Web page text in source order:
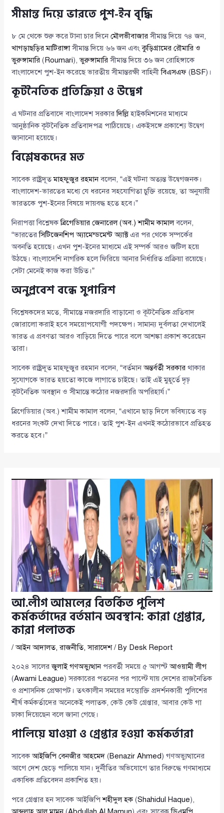
সীমান্ত দিয়ে ভারতে পুশ-ইন বৃদ্ধি
৮ মে থেকে শুরু করে টানা চার দিনেমৌলভীবাজারসীমান্ত দিয়ে ৭৪ জন,
খাগড়াছড়ির মাটিরাঙ্গাসীমান্ত দিয়ে ৬৬ জন এবংকুড়িগ্রামের রৌমারি ও
ভুরুঙ্গামারি ( Roumari),ভুরুঙ্গামারিসীমান্ত দিয়ে ৩৬ জন রোহিঙ্গাকে
বাংলাদেশে পুশ-ইন করেছে ভারতীয় সীমান্তরক্ষী বাহিনীবিএসএফ (BSF)।
কূটনৈতিক প্রতিক্রিয়া ও উদ্বেগ
এ ঘটনার প্রতিবাদে বাংলাদেশ সরকারদিল্লিহাইকমিশনের মাধ্যমে
আনুষ্ঠানিক কূটনৈতিক প্রতিবাদপত্র পাঠিয়েছে। একইসঙ্গে প্রকাশ্যে উদ্বেগ
জানানো হয়েছে।
বিশ্লেষকদের মত
সাবেক রাষ্ট্রদূতমাহফুজুর রহমানবলেন, “এই ঘটনা অত্যন্ত উদ্বেগজনক।
বাংলাদেশ-ভারতের মধ্যে যে ধরনের সহযোগিতা চুক্তি রয়েছে, তা অনুযায়ী
ভারতকে পুশ-ইনের বিষয়ে দায়বদ্ধ হতে হবে।”
নিরাপত্তা বিশ্লেষকব্রিগেডিয়ার জেনারেল (অব.) শামীম কামালবলেন,
“ভারতেরসিটিজেনশিপ অ্যামেন্ডমেন্ট অ্যাক্টএর পর থেকে সম্পর্কের
অবনতি হয়েছে। এখন পুশ-ইনের মাধ্যমে এই সম্পর্ক আরও জটিল হয়ে
উঠছে। বাংলাদেশি নাগরিক হলে ফিরিয়ে আনার নির্ধারিত প্রক্রিয়া রয়েছে।
সেটা মেনেই কাজ করা উচিত।”
অনুপ্রবেশ বন্ধে সুপারিশ
বিশ্লেষকদের মতে, সীমান্তে নজরদারি বাড়ানো ও কূটনৈতিক প্রতিবাদ
জোরালো করাই হবে সময়োপযোগী পদক্ষেপ। সামান্য দুর্বলতা দেখালেই
ভারত এ প্রবণতা আরও বাড়িয়ে দিতে পারে বলে আশঙ্কা প্রকাশ করেছেন
তারা।
সাবেক রাষ্ট্রদূত মাহফুজুর রহমান বলেন, “বর্তমানঅন্তর্বর্তী সরকার থাকার
সুযোগকে ভারত হয়তো কাজে লাগাতে চাইছে। তাই এই মুহূর্তে দৃঢ়
কূটনৈতিক অবস্থান ও সীমান্তে কঠোর নজরদারি অপরিহার্য।”
ব্রিগেডিয়ার (অব.) শামীম কামাল বলেন, “এখানে ছাড় দিলে ভবিষ্যতে বড়
ধরনের সংকট দেখা দিতে পারে। তাই পুশ-ইন এখনই কঠোরভাবে প্রতিহত
করতে হবে।”
আ.লীগ আমলের বিতর্কিত পুলিশ
কর্মকর্তাদের বর্তমান অবস্থান: কারা গ্রেপ্তার,
কারা পলাতক
/আইন আদালত,রাজনীতি,সারাদেশ/ By Desk Report
২০২৪ সালেরজুলাই গণঅভ্যুত্থানপরবর্তী সময়ে ৫ আগস্টআওয়ামী লীগ
(Awami League) সরকারের পতনের পর পাল্টে যায় দেশের রাজনৈতিক
ও প্রশাসনিক প্রেক্ষাপট। তৎকালীন সময়ের দম্ভোক্তি প্রদর্শনকারী পুলিশের
শীর্ষ কর্মকর্তাদের অনেকেই পলাতক, কেউ কেউ গ্রেপ্তার, আবার কেউ গা
ঢাকা দিয়েছেন বলে জানা গেছে।
পালিয়ে যাওয়া ও গ্রেপ্তার হওয়া কর্মকর্তারা
সাবেকআইজিপি বেনজীর আহমেদ (Benazir Ahmed) গণঅভ্যুত্থানের
আগে দেশ ছেড়ে পালিয়ে যান। দুর্নীতির অভিযোগে তার বিরুদ্ধে গণমাধ্যমে
একাধিক প্রতিবেদন প্রকাশিত হয়।
পরে গ্রেপ্তার হন সাবেক আইজিপিশহীদুল হক(Shahidul Haque),